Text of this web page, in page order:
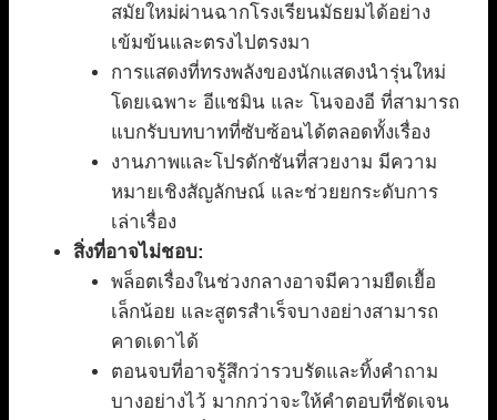
สมัยใหม่ผ่านฉากโรงเรียนมัธยมได้อย่าง
เข้มข้นและตรงไปตรงมา
การแสดงที่ทรงพลังของนักแสดงนำรุ่นใหม่
โดยเฉพาะ อีแชมิน และ โนจองอี ที่สามารถ
แบกรับบทบาทที่ซับซ้อนได้ตลอดทั้งเรื่อง
งานภาพและโปรดักชันที่สวยงาม มีความ
หมายเชิงสัญลักษณ์ และช่วยยกระดับการ
เล่าเรื่อง
สิ่งที่อาจไม่ชอบ:
พล็อตเรื่องในช่วงกลางอาจมีความยืดเยื้อ
เล็กน้อย และสูตรสำเร็จบางอย่างสามารถ
คาดเดาได้
ตอนจบที่อาจรู้สึกว่ารวบรัดและทิ้งคำถาม
บางอย่างไว้ มากกว่าจะให้คำตอบที่ชัดเจน